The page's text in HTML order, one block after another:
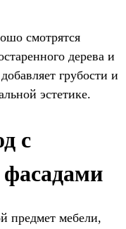
смотрятся
дерева и
грубости и
эстетике.
с
предмет мебели,